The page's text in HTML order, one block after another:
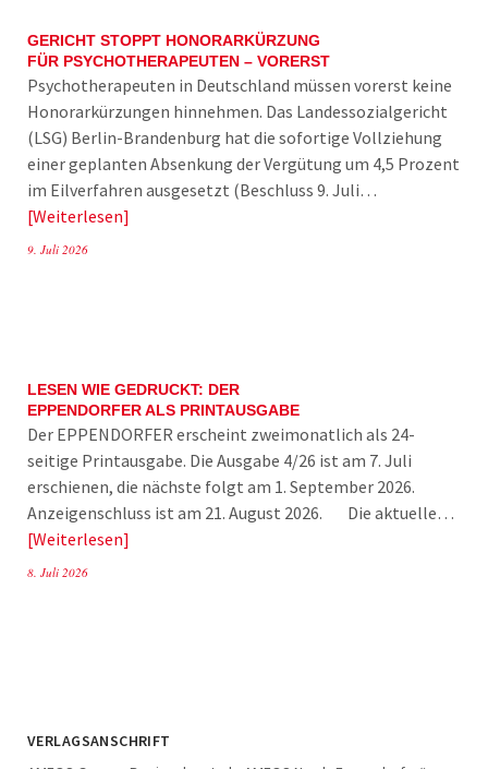
GERICHT STOPPT HONORARKÜRZUNG
FÜR PSYCHOTHERAPEUTEN – VORERST
Psychotherapeuten in Deutschland müssen vorerst keine
Honorarkürzungen hinnehmen. Das Landessozialgericht
(LSG) Berlin-Brandenburg hat die sofortige Vollziehung
einer geplanten Absenkung der Vergütung um 4,5 Prozent
im Eilverfahren ausgesetzt (Beschluss 9. Juli…
Weiterlesen
9. Juli 2026
LESEN WIE GEDRUCKT: DER
EPPENDORFER ALS PRINTAUSGABE
Der EPPENDORFER erscheint zweimonatlich als 24-
seitige Printausgabe. Die Ausgabe 4/26 ist am 7. Juli
erschienen, die nächste folgt am 1. September 2026.
Anzeigenschluss ist am 21. August 2026. Die aktuelle…
Weiterlesen
8. Juli 2026
VERLAGSANSCHRIFT